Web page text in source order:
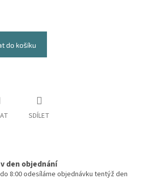
do košíku
SDÍLET
den objednání
8:00 odesíláme objednávku tentýž den